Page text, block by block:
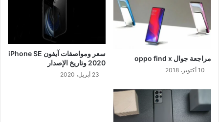
مراجعة جوال oppo find x
10 أكتوبر، 2018
سعر ومواصفات آيفون iPhone SE
2020 وتاريخ الإصدار
23 أبريل، 2020